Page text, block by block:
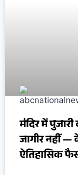
मंदिर में
जागीर नहीं —
ऐतिहासिक